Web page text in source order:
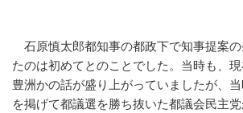
石原慎太郎都知事の都政下で知事提案
たのは初めてとのことでした。当時も、
豊洲かの話が盛り上がっていましたが、
を掲げて都議選を勝ち抜いた都議会民主